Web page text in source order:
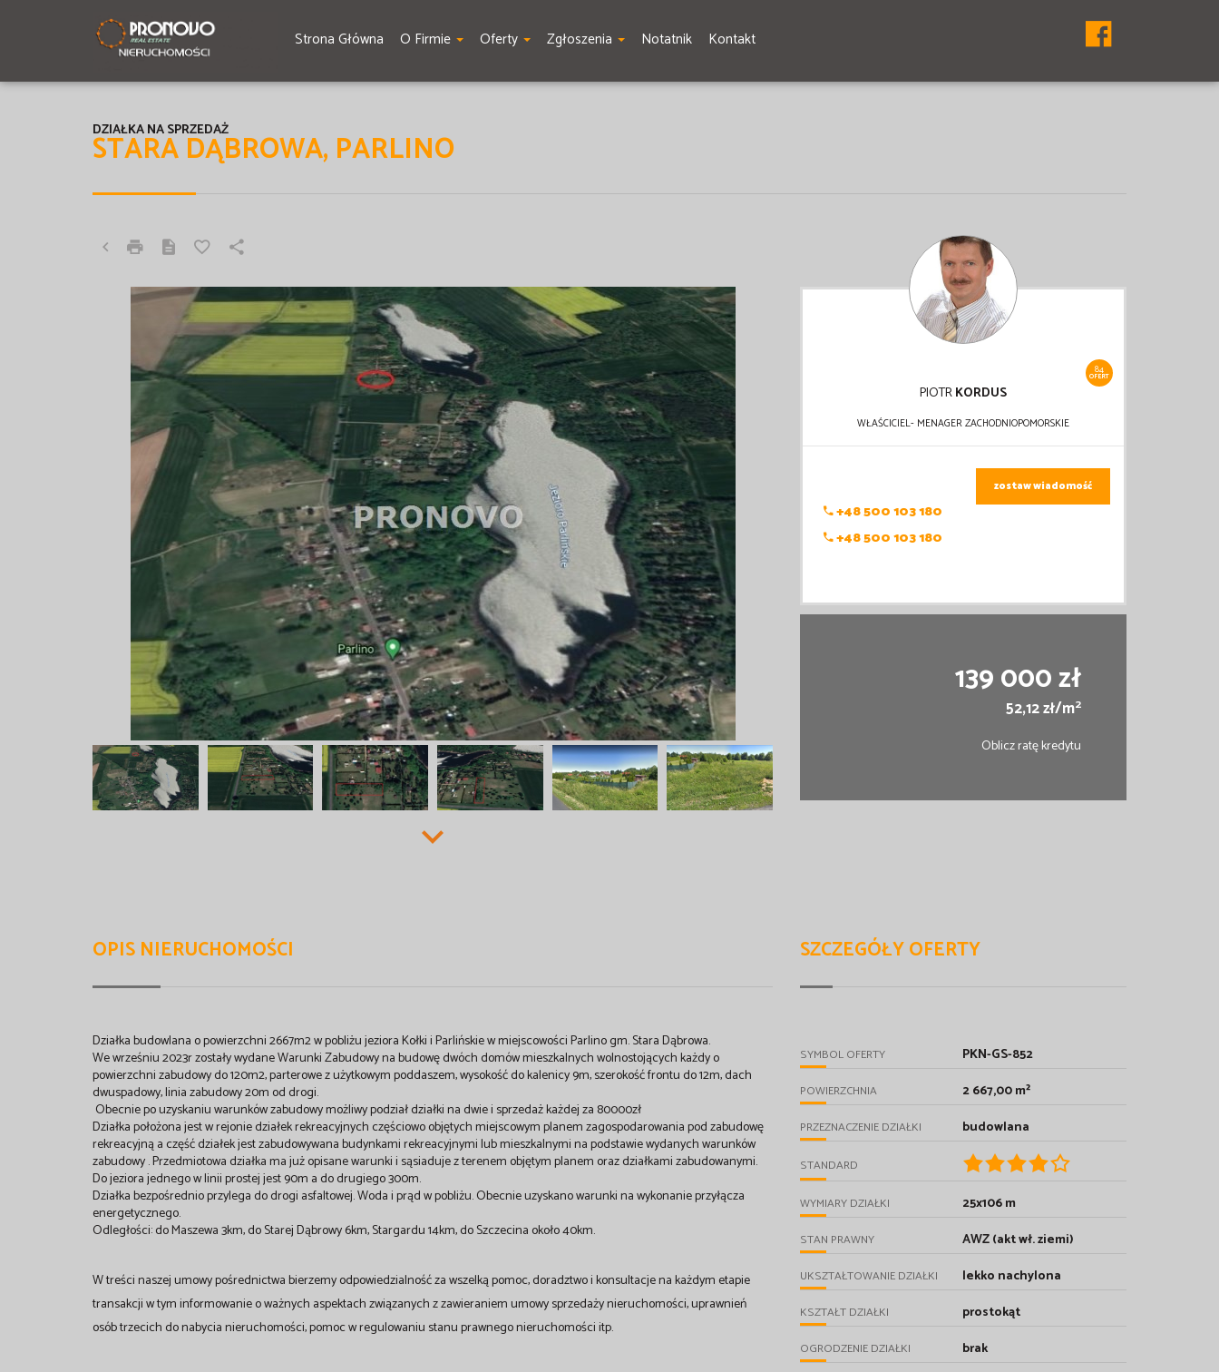
Strona Główna O Firmie Oferty Zgłoszenia Notatnik Kontakt
STARA DĄBROWA, PARLINO
DZIAŁKA NA SPRZEDAŻ
84
OFERT
PIOTRKORDUS
WŁAŚCICIEL- MENAGER ZACHODNIOPOMORSKIE
+48 500 103 180
+48 500 103 180
zostaw wiadomość
139 000 zł
52,12 zł/m2
Oblicz ratę kredytu
OPIS NIERUCHOMOŚCI
Działka budowlana o powierzchni 2667m2 w pobliżu jeziora Kołki i Parlińskie w miejscowości Parlino gm. Stara Dąbrowa.
We wrześniu 2023r zostały wydane Warunki Zabudowy na budowę dwóch domów mieszkalnych wolnostojących każdy o
powierzchni zabudowy do 120m2, parterowe z użytkowym poddaszem, wysokość do kalenicy 9m, szerokość frontu do 12m, dach
dwuspadowy, linia zabudowy 20m od drogi.
Obecnie po uzyskaniu warunków zabudowy możliwy podział działki na dwie i sprzedaż każdej za 80000zł
Działka położona jest w rejonie działek rekreacyjnych częściowo objętych miejscowym planem zagospodarowania pod zabudowę
rekreacyjną a część działek jest zabudowywana budynkami rekreacyjnymi lub mieszkalnymi na podstawie wydanych warunków
zabudowy . Przedmiotowa działka ma już opisane warunki i sąsiaduje z terenem objętym planem oraz działkami zabudowanymi.
Do jeziora jednego w linii prostej jest 90m a do drugiego 300m.
Działka bezpośrednio przylega do drogi asfaltowej. Woda i prąd w pobliżu. Obecnie uzyskano warunki na wykonanie przyłącza
energetycznego.
Odległości: do Maszewa 3km, do Starej Dąbrowy 6km, Stargardu 14km, do Szczecina około 40km.
W treści naszej umowy pośrednictwa bierzemy odpowiedzialność za wszelką pomoc, doradztwo i konsultacje na każdym etapie
transakcji w tym informowanie o ważnych aspektach związanych z zawieraniem umowy sprzedaży nieruchomości, uprawnień
osób trzecich do nabycia nieruchomości, pomoc w regulowaniu stanu prawnego nieruchomości itp.
SZCZEGÓŁY OFERTY
SYMBOL OFERTY PKN-GS-852
POWIERZCHNIA 2 667,00 m²
PRZEZNACZENIE DZIAŁKI budowlana
STANDARD
WYMIARY DZIAŁKI 25x106 m
STAN PRAWNY AWZ (akt wł. ziemi)
UKSZTAŁTOWANIE DZIAŁKI lekko nachylona
KSZTAŁT DZIAŁKI prostokąt
OGRODZENIE DZIAŁKI brak